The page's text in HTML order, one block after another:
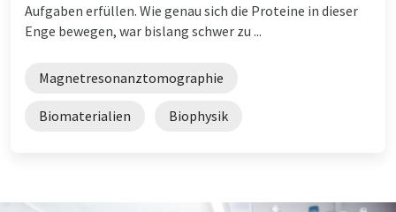
Aufgaben erfüllen. Wie genau sich die Proteine in dieser
Enge bewegen, war bislang schwer zu ...
Magnetresonanztomographie
Biomaterialien Biophysik